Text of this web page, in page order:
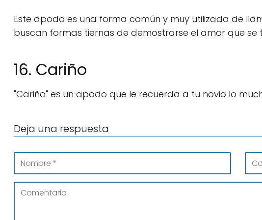
Este apodo es una forma común y muy utilizada de
buscan formas tiernas de demostrarse el amor que se
16. Cariño
"Cariño" es un apodo que le recuerda a tu novio lo
Deja una respuesta